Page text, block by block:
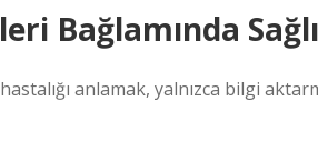
Bağlamında
anlamak, yalnızca bilgi